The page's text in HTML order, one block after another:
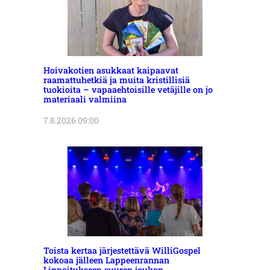
Hoivakotien asukkaat kaipaavat
raamattuhetkiä ja muita kristillisiä
tuokioita – vapaaehtoisille vetäjille on jo
materiaali valmiina
7.8.2026 09:00
Toista kertaa järjestettävä WilliGospel
kokoaa jälleen Lappeenrannan